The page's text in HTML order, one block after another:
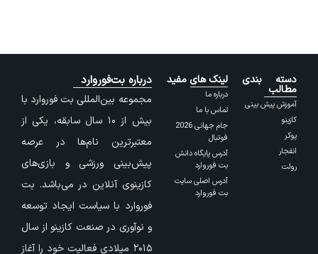
دسته بندی
مطالب
آموزش پیش بینی
کازینو
پوکر
انفجار
رولت
لینک های مفید
درباره ما
تماس با ما
جام جهانی 2026
فوتبال
آدرس پایگاه دانش
بت فوروارد
آدرس اصلی سایت
بت فوروارد
درباره بت‌فوروارد
مجموعه بین‌المللی بت فوروارد با
بیش از ۱۰ سال سابقه، یکی از
معتبرترین نام‌ها در عرصه
پیش‌بینی ورزشی و بازی‌های
کازینوی آنلاین در می‌باشد. بت
فوروارد با سیاست ایجاد توسعه
و نوآوری در صنعت کازینو از سال
۲۰۱۵ میلادی فعالیت خود را آغاز